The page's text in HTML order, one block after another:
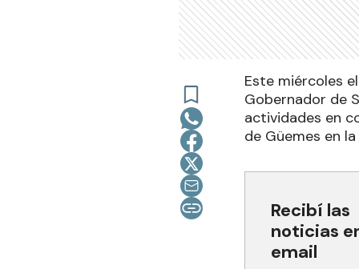
Este miércoles
Gobernador de
actividades en
de Güemes en
Recibí las
noticias
email